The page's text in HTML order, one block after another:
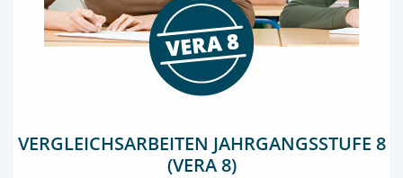
VERGLEICHS­ARBEITEN JAHRGANGSSTUFE 8
(VERA 8)